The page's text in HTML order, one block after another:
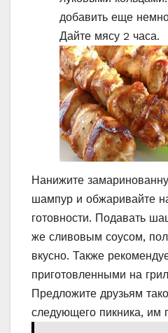
добавить еще
Дайте мясу 2 часа.
Нанижите
шампур и обжаривайте
готовности. Подавать
же сливовым соусом,
вкусно. Также
приготовленными на
Предложите друзьям
следующего пикника, им